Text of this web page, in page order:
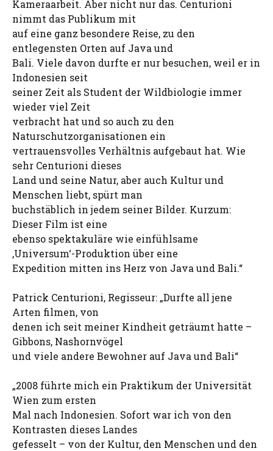
Kameraarbeit. Aber nicht nur das. Centurioni
nimmt das Publikum mit
auf eine ganz besondere Reise, zu den
entlegensten Orten auf Java und
Bali. Viele davon durfte er nur besuchen, weil er in
Indonesien seit
seiner Zeit als Student der Wildbiologie immer
wieder viel Zeit
verbracht hat und so auch zu den
Naturschutzorganisationen ein
vertrauensvolles Verhältnis aufgebaut hat. Wie
sehr Centurioni dieses
Land und seine Natur, aber auch Kultur und
Menschen liebt, spürt man
buchstäblich in jedem seiner Bilder. Kurzum:
Dieser Film ist eine
ebenso spektakuläre wie einfühlsame
‚Universum‘-Produktion über eine
Expedition mitten ins Herz von Java und Bali.“
Patrick Centurioni, Regisseur: „Durfte all jene
Arten filmen, von
denen ich seit meiner Kindheit geträumt hatte –
Gibbons, Nashornvögel
und viele andere Bewohner auf Java und Bali“
„2008 führte mich ein Praktikum der Universität
Wien zum ersten
Mal nach Indonesien. Sofort war ich von den
Kontrasten dieses Landes
gefesselt – von der Kultur, den Menschen und den